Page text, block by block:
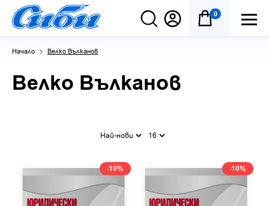
0
Начало Велко Вълканов
Велко Вълканов
Най-нови 16
-10% -10%